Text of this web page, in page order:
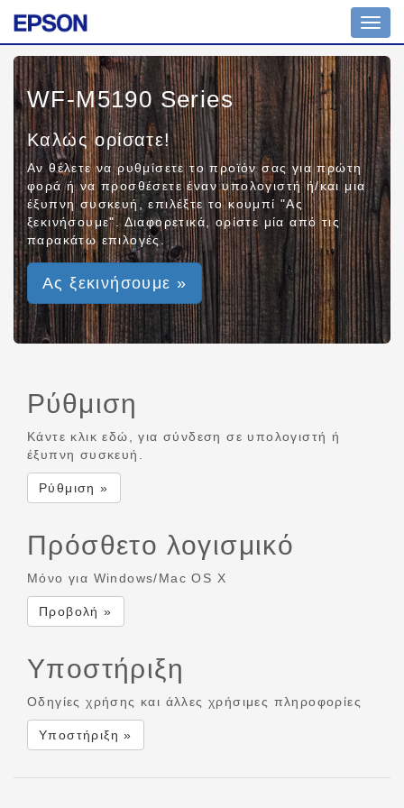
WF-M5190 Series
Καλώς ορίσατε!
Αν θέλετε να ρυθμίσετε το προϊόν σας για πρώτη
φορά ή να προσθέσετε έναν υπολογιστή ή/και μια
έξυπνη συσκευή, επιλέξτε το κουμπί "Ας
ξεκινήσουμε". Διαφορετικά, ορίστε μία από τις
παρακάτω επιλογές.
Ας ξεκινήσουμε »
Ρύθμιση
Κάντε κλικ εδώ, για σύνδεση σε υπολογιστή ή
έξυπνη συσκευή.
Ρύθμιση »
Πρόσθετο λογισμικό
Μόνο για Windows/Mac OS X
Προβολή »
Υποστήριξη
Οδηγίες χρήσης και άλλες χρήσιμες πληροφορίες
Υποστήριξη »